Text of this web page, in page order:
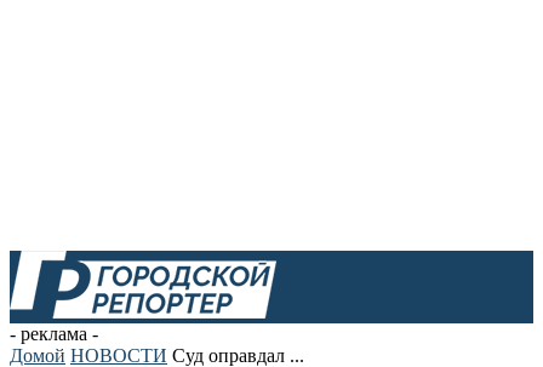
- реклама -
Домой НОВОСТИ Суд оправдал ...